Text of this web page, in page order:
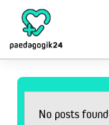
No posts found